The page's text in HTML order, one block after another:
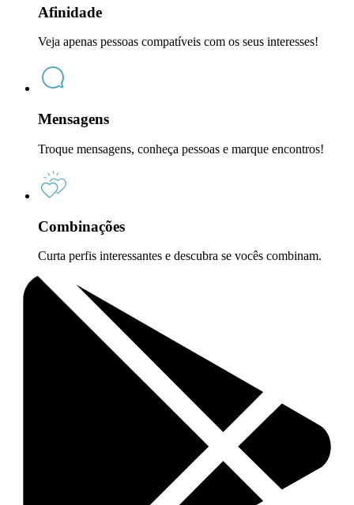
Afinidade
Veja apenas pessoas compatíveis com os seus interesses!
Mensagens
Troque mensagens, conheça pessoas e marque encontros!
Combinações
Curta perfis interessantes e descubra se vocês combinam.